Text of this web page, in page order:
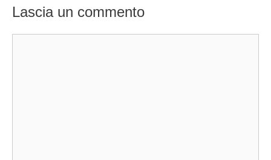
Lascia un commento